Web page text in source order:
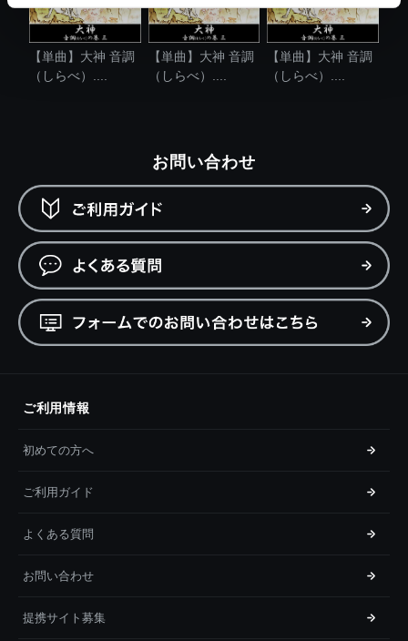
【単曲】大神 音調
（しらべ）....
【単曲】大神 音調
（しらべ）....
【単曲】大神 音調
（しらべ）....
お問い合わせ
ご利用情報
初めての方へ
ご利用ガイド
よくある質問
お問い合わせ
提携サイト募集